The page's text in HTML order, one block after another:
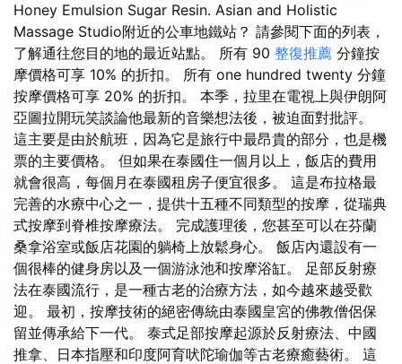
Honey Emulsion Sugar Resin. Asian and Holistic
Massage Studio附近的公車地鐵站？ 請參閱下面的列表，
了解通往您目的地的最近站點。 所有 90 整復推薦 分鐘按
摩價格可享 10% 的折扣。 所有 one hundred twenty 分鐘
按摩價格可享 20% 的折扣。 本季，拉里在電視上與伊朗阿
亞圖拉開玩笑談論他最新的音樂想法後，被迫面對批評。
這主要是由於航班，因為它是旅行中最昂貴的部分，也是機
票的主要價格。 但如果在泰國住一個月以上，飯店的費用
就會很高，每個月在泰國租房子便宜很多。 這是布拉格最
完善的水療中心之一，提供十五種不同類型的按摩，從瑞典
式按摩到脊椎按摩療法。 完成護理後，您甚至可以在芬蘭
桑拿浴室或飯店花園的躺椅上放鬆身心。 飯店內還設有一
個很棒的健身房以及一個游泳池和按摩浴缸。 足部反射療
法在泰國流行，是一種古老的治療方法，如今越來越受歡
迎。 最初，按摩技術的絕密傳統由泰國皇宮的佛教僧侶保
留並傳承給下一代。 泰式足部按摩起源於反射療法、中國
推拿、日本指壓和印度阿育吠陀瑜伽等古老療癒藝術。 這